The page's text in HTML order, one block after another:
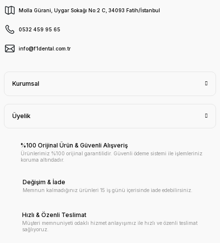
Molla Gürani, Uygar Sokağı No:2 C, 34093 Fatih/İstanbul
0532 459 95 65
info@f1dental.com.tr
Kurumsal
Üyelik
%100 Orijinal Ürün & Güvenli Alışveriş
Ürünlerimiz %100 orijinal garantilidir. Güvenli ödeme sistemi ile işlemleriniz
koruma altındadır.
Değişim & İade
Memnun kalmadığınız ürünleri 15 iş günü içerisinde iade edebilirsiniz.
Hızlı & Özenli Teslimat
Müşteri memnuniyeti odaklı hizmet anlayışımız ile hızlı ve özenli teslimat
sağlıyoruz.